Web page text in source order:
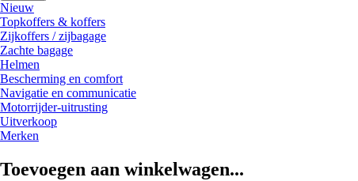
Nieuw
Topkoffers & koffers
Zijkoffers / zijbagage
Zachte bagage
Helmen
Bescherming en comfort
Navigatie en communicatie
Motorrijder-uitrusting
Uitverkoop
Merken
Toevoegen aan winkelwagen...